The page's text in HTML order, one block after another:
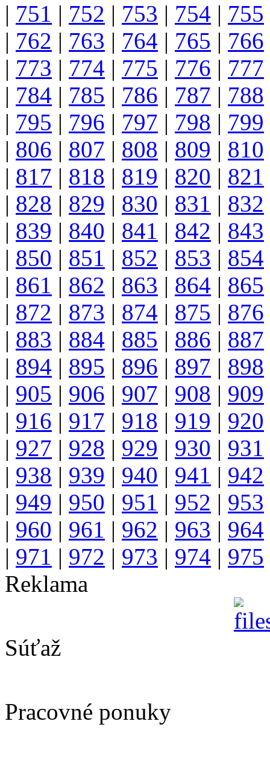
| 751 | 752 | 753 | 754 | 755
| 762 | 763 | 764 | 765 | 766
| 773 | 774 | 775 | 776 | 777
| 784 | 785 | 786 | 787 | 788
| 795 | 796 | 797 | 798 | 799
| 806 | 807 | 808 | 809 | 810
| 817 | 818 | 819 | 820 | 821
| 828 | 829 | 830 | 831 | 832
| 839 | 840 | 841 | 842 | 843
| 850 | 851 | 852 | 853 | 854
| 861 | 862 | 863 | 864 | 865
| 872 | 873 | 874 | 875 | 876
| 883 | 884 | 885 | 886 | 887
| 894 | 895 | 896 | 897 | 898
| 905 | 906 | 907 | 908 | 909
| 916 | 917 | 918 | 919 | 920
| 927 | 928 | 929 | 930 | 931
| 938 | 939 | 940 | 941 | 942
| 949 | 950 | 951 | 952 | 953
| 960 | 961 | 962 | 963 | 964
| 971 | 972 | 973 | 974 | 975
Reklama
Súťaž
Pracovné ponuky